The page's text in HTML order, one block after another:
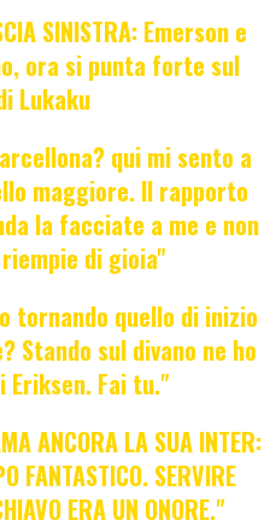
SINISTRA: Emerson e
ora si punta forte sul
Lukaku
qui mi sento a
maggiore. Il rapporto
la facciate a me e non
di gioia"
tornando quello di inizio
Stando sul divano ne ho
Eriksen. Fai tu."
ANCORA LA SUA INTER:
FANTASTICO. SERVIRE
ERA UN ONORE."